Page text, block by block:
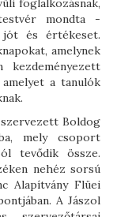
foglalkozásnak,
mondta -
jót és értékeset.
amelynek
kezdeményezett
a tanulók
szervezett Boldog
mely csoport
tevődik össze.
nehéz sorsú
Alapítvány Flüei
A Jászol